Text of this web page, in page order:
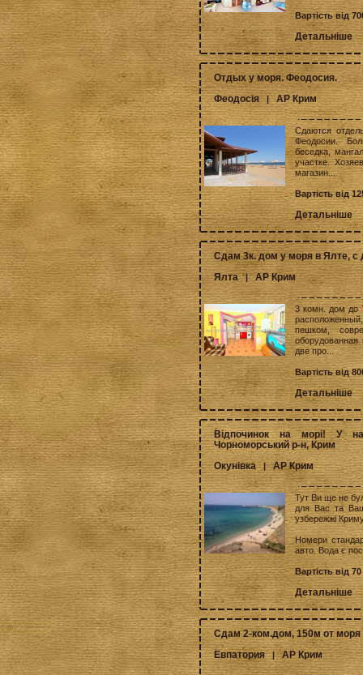
Вартість від
Детальніше
Отдых у моря. Феодосия.
Феодосія | АР Крим
Сдаются
Феодосии.
беседка,
участке.
магазин...
Вартість від
Детальніше
Сдам 3к. дом у моря в Ялте, с
Ялта |АР Крим
3 комн. дом до
пешком,
две про...
Вартість від
Детальніше
Відпочинок на морі! У
Чорноморський р-н, Крим
Окунівка |АР Крим
Тут Ви ще не
для Вас та
узбережжі
Номери
авто. Вода є
Вартість від
Детальніше
Сдам 2-ком.дом, 150м от моря
Евпатория |АР Крим